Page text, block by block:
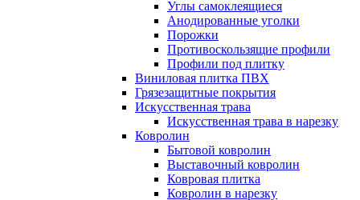
Углы самоклеящиеся
Анодированные уголки
Порожки
Противоскользящие профили
Профили под плитку
Виниловая плитка ПВХ
Грязезащитные покрытия
Искусственная трава
Искусственная трава в нарезку
Ковролин
Бытовой ковролин
Выставочный ковролин
Ковровая плитка
Ковролин в нарезку